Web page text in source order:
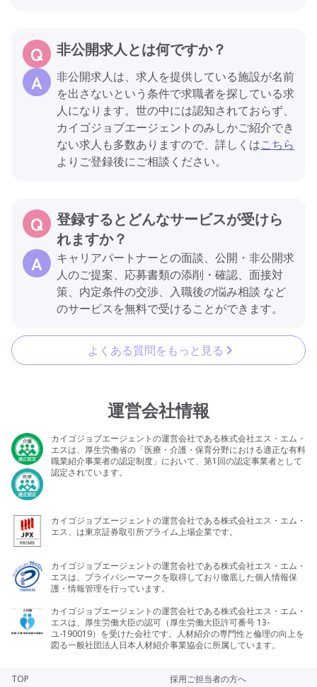
非公開求人とは何ですか？
非公開求人は、求人を提供している施設が名前
を出さないという条件で求職者を探している求
人になります。世の中には認知されておらず、
カイゴジョブエージェントのみしかご紹介でき
ない求人も多数ありますので、詳しくはこちら
よりご登録後にご相談ください。
登録するとどんなサービスが受けら
れますか？
キャリアパートナーとの面談、公開・非公開求
人のご提案、応募書類の添削・確認、面接対
策、内定条件の交渉、入職後の悩み相談 など
のサービスを無料で受けることができます。
よくある質問をもっと見る
運営会社情報
カイゴジョブエージェントの運営会社である株式会社エス・エム・
エスは、厚生労働省の「医療・介護・保育分野における適正な有料
職業紹介事業者の認定制度」において、第1回の認定事業者として
認定されています。
カイゴジョブエージェントの運営会社である株式会社エス・エム・
エス、は東京証券取引所プライム上場企業です。
カイゴジョブエージェントの運営会社である株式会社エス・エム・
エスは、プライバシーマークを取得しており徹底した個人情報保
護・情報管理を行っています。
カイゴジョブエージェントの運営会社である株式会社エス・エム・
エスは、厚生労働大臣の認可（厚生労働大臣許可番号 13-
ユ-190019）を受けた会社です。人材紹介の専門性と倫理の向上を
図る一般社団法人日本人材紹介事業協会に所属しています。
TOP 採用ご担当者の方へ